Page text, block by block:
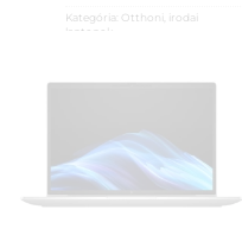
Kategória: Otthoni, irodai
laptopok
313 990Ft